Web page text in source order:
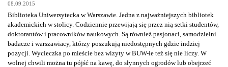
08.09.2015
Biblioteka Uniwersytecka w Warszawie. Jedna z najważniejszych bibliotek
akademickich w stolicy. Codziennie przewijają się przez nią setki studentów,
doktorantów i pracowników naukowych. Są również pasjonaci, samodzielni
badacze i warszawiacy, którzy poszukują niedostępnych gdzie indziej
pozycji. Wycieczka po mieście bez wizyty w BUW-ie też się nie liczy. W
wolnej chwili można tu pójść na kawę, do słynnych ogrodów lub obejrzeć